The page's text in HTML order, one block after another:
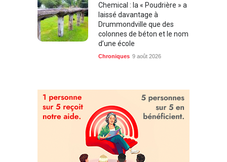
Chemical : la « Poudrière » a
laissé davantage à
Drummondville que des
colonnes de béton et le nom
d’une école
Chroniques 9 août 2026